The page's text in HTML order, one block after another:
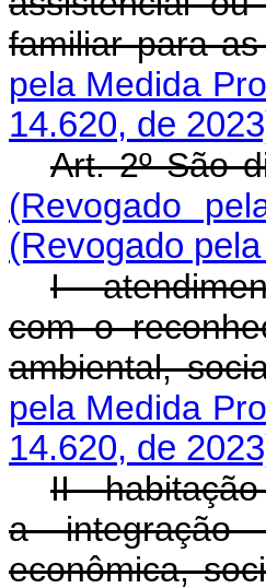
familiar para
pela Medida
14.620, de
Art. 2º São
(Revogado
(Revogado
I -
com o
ambiental,
pela Medida
14.620, de
II -
a integração
econômica,